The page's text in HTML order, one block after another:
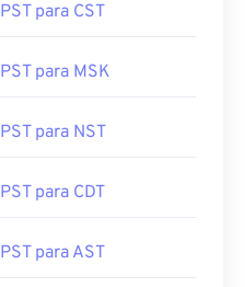
PST para CST
PST para MSK
PST para NST
PST para CDT
PST para AST